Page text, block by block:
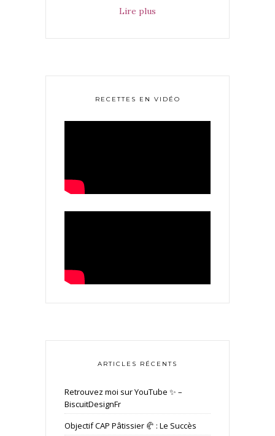
Lire plus
RECETTES EN VIDÉO
ARTICLES RÉCENTS
Retrouvez moi sur YouTube ✨ –
BiscuitDesignFr
Objectif CAP Pâtissier 🥐 : Le Succès